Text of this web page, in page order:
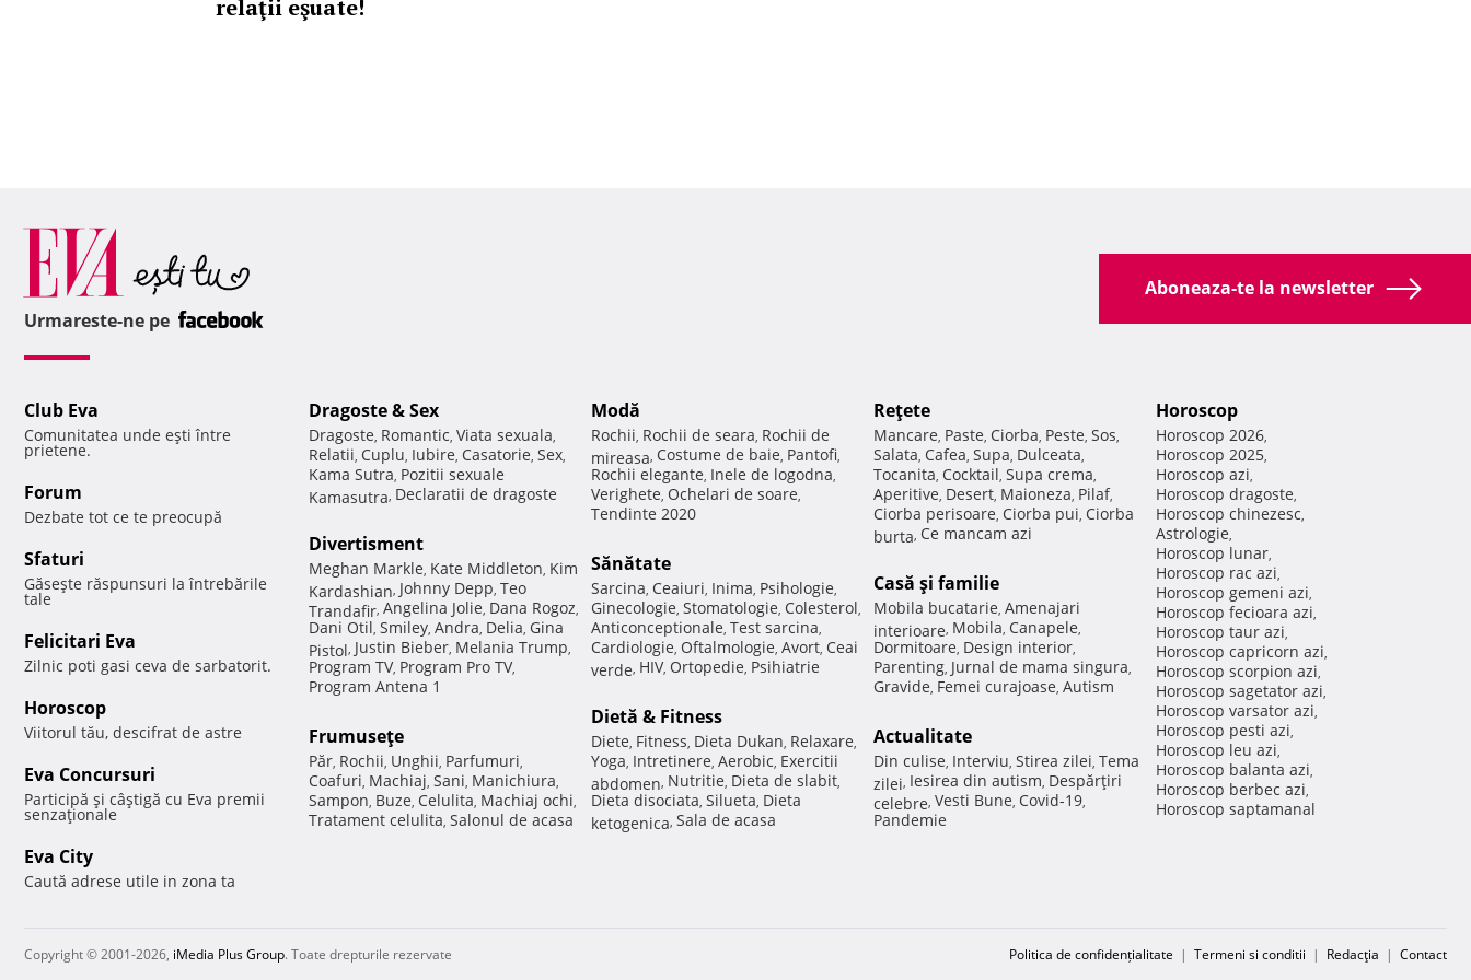
relaţii eşuate!
Aboneaza-te la newsletter
Urmareste-ne pe
Club Eva
Comunitatea unde eşti între
prietene.
Forum
Dezbate tot ce te preocupă
Sfaturi
Găseşte răspunsuri la întrebările
tale
Felicitari Eva
Zilnic poti gasi ceva de sarbatorit.
Horoscop
Viitorul tău, descifrat de astre
Eva Concursuri
Participă şi câştigă cu Eva premii
senzaţionale
Eva City
Caută adrese utile in zona ta
Dragoste & Sex
Dragoste, Romantic, Viata sexuala,
Relatii, Cuplu, Iubire, Casatorie, Sex,
Kama Sutra, Pozitii sexuale
Kamasutra, Declaratii de dragoste
Divertisment
Meghan Markle, Kate Middleton, Kim
Kardashian, Johnny Depp, Teo
Trandafir, Angelina Jolie, Dana Rogoz,
Dani Otil, Smiley, Andra, Delia, Gina
Pistol, Justin Bieber, Melania Trump,
Program TV, Program Pro TV,
Program Antena 1
Frumuseţe
Păr, Rochii, Unghii, Parfumuri,
Coafuri, Machiaj, Sani, Manichiura,
Sampon, Buze, Celulita, Machiaj ochi,
Tratament celulita, Salonul de acasa
Modă
Rochii, Rochii de seara, Rochii de
mireasa, Costume de baie, Pantofi,
Rochii elegante, Inele de logodna,
Verighete, Ochelari de soare,
Tendinte 2020
Sănătate
Sarcina, Ceaiuri, Inima, Psihologie,
Ginecologie, Stomatologie, Colesterol,
Anticonceptionale, Test sarcina,
Cardiologie, Oftalmologie, Avort, Ceai
verde, HIV, Ortopedie, Psihiatrie
Dietă & Fitness
Diete, Fitness, Dieta Dukan, Relaxare,
Yoga, Intretinere, Aerobic, Exercitii
abdomen, Nutritie, Dieta de slabit,
Dieta disociata, Silueta, Dieta
ketogenica, Sala de acasa
Reţete
Mancare, Paste, Ciorba, Peste, Sos,
Salata, Cafea, Supa, Dulceata,
Tocanita, Cocktail, Supa crema,
Aperitive, Desert, Maioneza, Pilaf,
Ciorba perisoare, Ciorba pui, Ciorba
burta, Ce mancam azi
Casă şi familie
Mobila bucatarie, Amenajari
interioare, Mobila, Canapele,
Dormitoare, Design interior,
Parenting, Jurnal de mama singura,
Gravide, Femei curajoase, Autism
Actualitate
Din culise, Interviu, Stirea zilei, Tema
zilei, Iesirea din autism, Despărţiri
celebre, Vesti Bune, Covid-19,
Pandemie
Horoscop
Horoscop 2026,
Horoscop 2025,
Horoscop azi,
Horoscop dragoste,
Horoscop chinezesc,
Astrologie,
Horoscop lunar,
Horoscop rac azi,
Horoscop gemeni azi,
Horoscop fecioara azi,
Horoscop taur azi,
Horoscop capricorn azi,
Horoscop scorpion azi,
Horoscop sagetator azi,
Horoscop varsator azi,
Horoscop pesti azi,
Horoscop leu azi,
Horoscop balanta azi,
Horoscop berbec azi,
Horoscop saptamanal
Copyright © 2001-2026, iMedia Plus Group. Toate drepturile rezervate Politica de confidențialitate | Termeni si conditii | Redacţia | Contact